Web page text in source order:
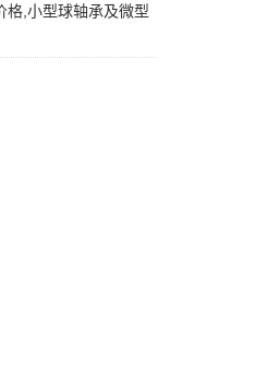
格,小型球轴承及微型